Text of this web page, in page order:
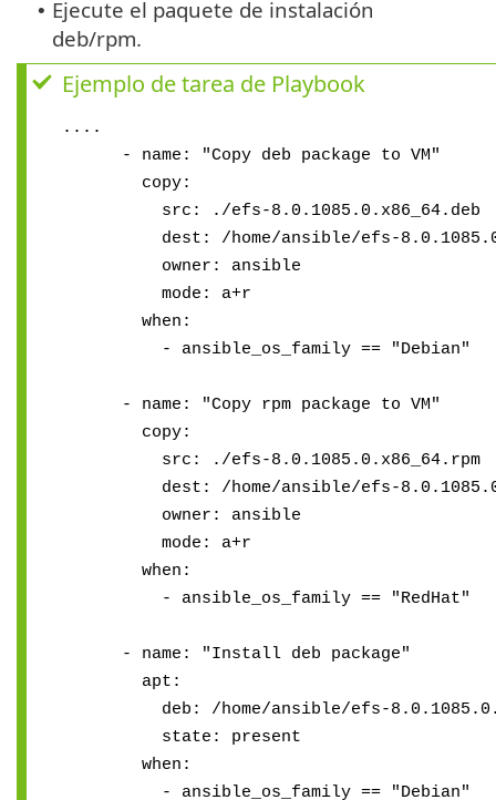
• Ejecute el paquete de instalación
deb/rpm.
Ejemplo de tarea de Playbook
....
- name: "Copy deb package to VM"
copy:
src: ./efs-8.0.1085.0.x86_64.deb
dest: /home/ansible/efs-
owner: ansible
mode: a+r
when:
- ansible_os_family == "Debian"
- name: "Copy rpm package to VM"
copy:
src: ./efs-8.0.1085.0.x86_64.rpm
dest: /home/ansible/efs-
owner: ansible
mode: a+r
when:
- ansible_os_family == "RedHat"
- name: "Install deb package"
apt:
deb: /home/ansible/efs-
state: present
when:
- ansible_os_family == "Debian"